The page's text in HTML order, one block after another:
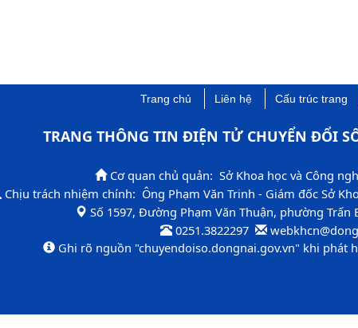
Trang chủ Liên hệ Cấu trúc trang
TRANG THÔNG TIN ĐIỆN TỬ CHUYỂN ĐỔI
Cơ quan chủ quản: Sở Khoa học và Công
Chịu trách nhiệm chính: Ông Phạm Văn Trinh - Giám đốc Sở
​Số 1597, Đường Phạm Văn Thuận, phường
0251.3822297 ​
​Ghi rõ nguồn "chuyendoiso​.dongnai.gov.vn" khi phát